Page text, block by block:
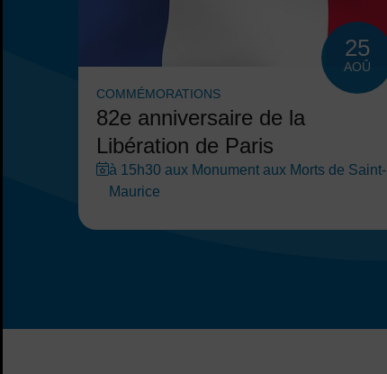
82e anniversaire de la
Libération de Paris
COMMÉMORATIONS
à 15h30 aux Monument aux Morts de Saint-
Maurice
25
AOÛ